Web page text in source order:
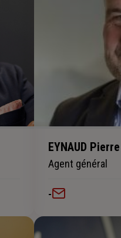
EYNAUD Pierre
Agent général
-